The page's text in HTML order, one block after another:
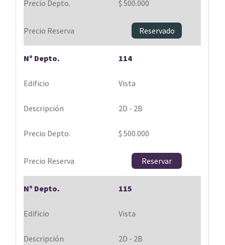
$ 500.000
Reservado
114
Vista
2D - 2B
$ 500.000
Reservar
115
Vista
2D - 2B